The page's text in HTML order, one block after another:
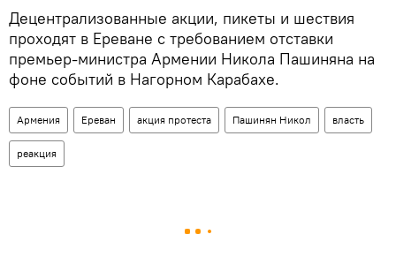
Децентрализованные акции, пикеты и шествия
проходят в Ереване с требованием отставки
премьер-министра Армении Никола Пашиняна на
фоне событий в Нагорном Карабахе.
Армения Ереван акция протеста Пашинян Никол власть
реакция